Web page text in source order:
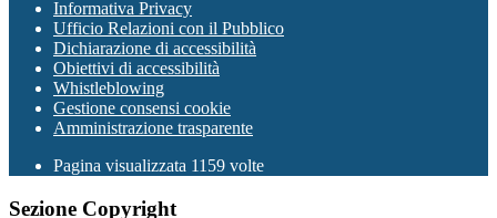
Informativa Privacy
Ufficio Relazioni con il Pubblico
Dichiarazione di accessibilità
Obiettivi di accessibilità
Whistleblowing
Gestione consensi cookie
Amministrazione trasparente
Pagina visualizzata 1159 volte
Sezione Copyright